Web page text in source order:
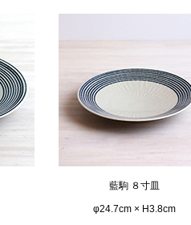
藍駒 ８寸皿
φ24.7cm × H3.8cm